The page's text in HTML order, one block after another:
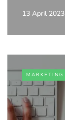
13 April 2023
MARKETING